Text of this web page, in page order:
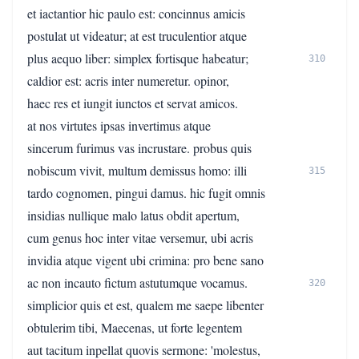
et iactantior hic paulo est: concinnus amicis
postulat ut videatur; at est truculentior atque
plus aequo liber: simplex fortisque habeatur;
310
caldior est: acris inter numeretur. opinor,
haec res et iungit iunctos et servat amicos.
at nos virtutes ipsas invertimus atque
sincerum furimus vas incrustare. probus quis
nobiscum vivit, multum demissus homo: illi
315
tardo cognomen, pingui damus. hic fugit omnis
insidias nullique malo latus obdit apertum,
cum genus hoc inter vitae versemur, ubi acris
invidia atque vigent ubi crimina: pro bene sano
ac non incauto fictum astutumque vocamus.
320
simplicior quis et est, qualem me saepe libenter
obtulerim tibi, Maecenas, ut forte legentem
aut tacitum inpellat quovis sermone: 'molestus,